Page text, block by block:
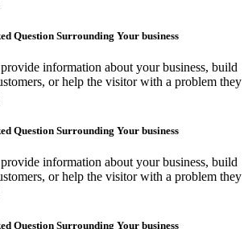
Question Surrounding Your business
information about your business, build
or help the visitor with a problem they
Question Surrounding Your business
information about your business, build
or help the visitor with a problem they
Question Surrounding Your business